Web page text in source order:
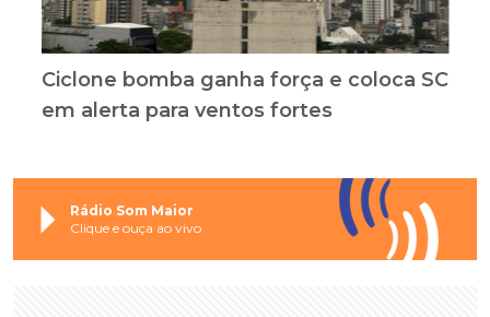
Ciclone bomba ganha força e coloca SC
em alerta para ventos fortes
Rádio Som Maior
Clique e ouça ao vivo